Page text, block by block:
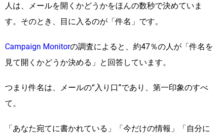
人は、メールを開くかどうかをほんの数秒で決めていま
す。そのとき、目に入るのが「件名」です。
Campaign Monitorの調査によると、約47％の人が「件名を
見て開くかどうか決める」と回答しています。
つまり件名は、メールの“入り口”であり、第一印象のすべ
て。
「あなた宛てに書かれている」「今だけの情報」「自分に